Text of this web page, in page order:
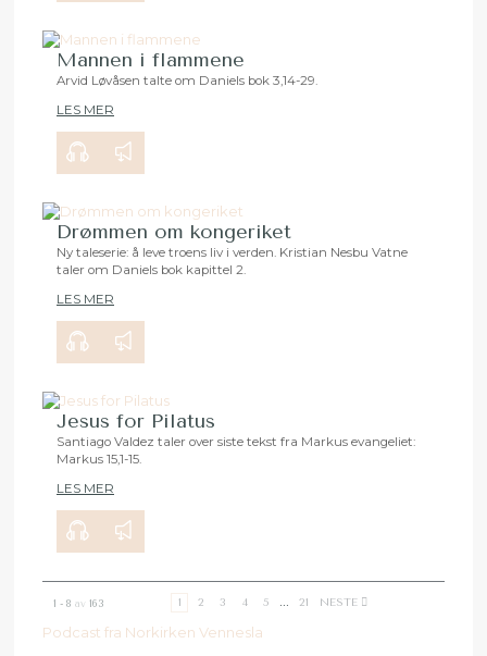
Mannen i flammene
00:00
Arvid Løvåsen talte om Daniels bok 3,14-29.
LES MER
Drømmen om kongeriket
Ny taleserie: å leve troens liv i verden. Kristian Nesbu Vatne
taler om Daniels bok kapittel 2.
LES MER
Jesus for Pilatus
Santiago Valdez taler over siste tekst fra Markus evangeliet:
Markus 15,1-15.
LES MER
1 - 8av 163 1 2 3 4 5 ... 21 NESTE
Podcast fra Norkirken Vennesla